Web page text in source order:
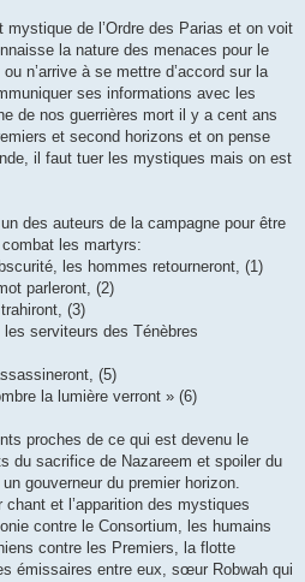
de l’Ordre des Parias et on voit
la nature des menaces pour le
n’arrive à se mettre d’accord sur la
ses informations avec les
de nos guerrières mort il y a cent ans
et second horizons et on pense
il faut tuer les mystiques mais on est
des auteurs de la campagne pour être
les martyrs:
les hommes retourneront, (1)
parleront, (2)
(3)
les serviteurs des Ténèbres
(5)
la lumière verront » (6)
proches de ce qui est devenu le
du sacrifice de Nazareem et spoiler du
gouverneur du premier horizon.
chant et l’apparition des mystiques
contre le Consortium, les humains
contre les Premiers, la flotte
émissaires entre eux, sœur Robwah qui